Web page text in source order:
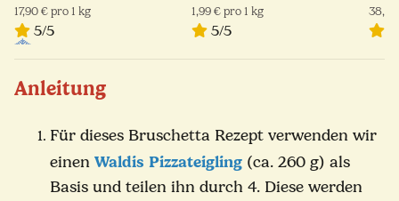
17,90 € pro 1 kg
5/5
1,99 € pro 1 kg
5/5
Anleitung
Für dieses Bruschetta Rezept verwenden wir
einen Waldis Pizzateigling (ca. 260 g) als
Basis und teilen ihn durch 4. Diese werden